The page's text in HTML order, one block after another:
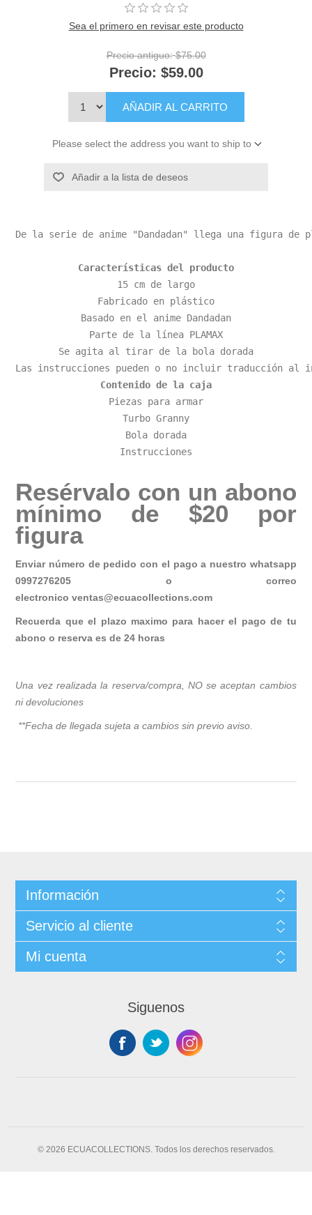
Sea el primero en revisar este producto
Precio antiguo: $75.00
Precio: $59.00
AÑADIR AL CARRITO
Please select the address you want to ship to
Añadir a la lista de deseos
Características del producto
15 cm de largo
Fabricado en plástico
Basado en el anime Dandadan
Parte de la línea PLAMAX
Se agita al tirar de la bola dorada
Contenido de la caja
Piezas para armar
Turbo Granny
Bola dorada
Instrucciones
Resérvalo con un abono
mínimo de $20 por
figura
Enviar número de pedido con el pago a nuestro whatsapp
0997276205 o correo
electronicoventas@ecuacollections.com
Recuerda que el plazo maximo para hacer el pago de tu
abono o reserva es de 24 horas
Una vez realizada la reserva/compra, NO se aceptan cambios
ni devoluciones
**Fecha de llegada sujeta a cambios sin previo aviso.
Información
Servicio al cliente
Mi cuenta
Siguenos
© 2026 ECUACOLLECTIONS. Todos los derechos reservados.